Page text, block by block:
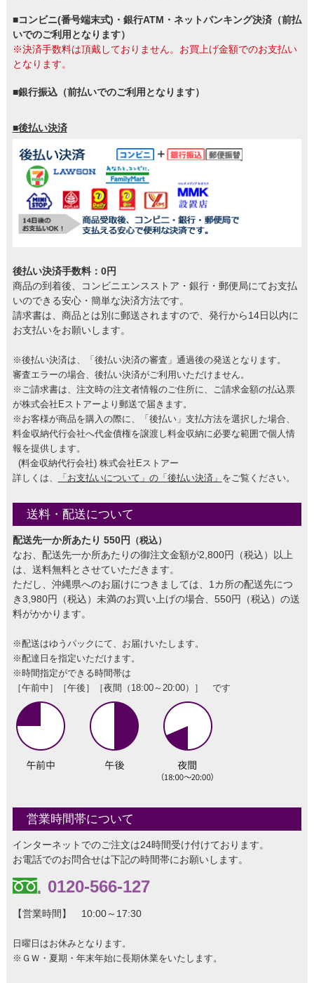
■コンビニ(番号端末式)・銀行ATM・ネットバンキング決済（前払
いでのご利用となります）
※決済手数料は頂戴しておりません。お買上げ金額でのお支払い
となります。
■銀行振込（前払いでのご利用となります）
■後払い決済
後払い決済手数料：0円
商品の到着後、コンビニエンスストア・銀行・郵便局にてお支払
いのできる安心・簡単な決済方法です。
請求書は、商品とは別に郵送されますので、発行から14日以内に
お支払いをお願いします。
※後払い決済は、「後払い決済の審査」通過後の発送となります。
審査エラーの場合、後払い決済がご利用いただけません。
※ご請求書は、注文時の注文者情報のご住所に、ご請求金額の払込票
が株式会社Eストアーより郵送で届きます。
※お客様が商品を購入の際に、「後払い」支払方法を選択した場合、
料金収納代行会社へ代金債権を譲渡し料金収納に必要な範囲で個人情
報を提供します。
(料金収納代行会社) 株式会社Eストアー
詳しくは、
「お支払いについて」の「後払い決済」 をご覧ください。
送料・配送について
配送先一か所あたり 550円 （税込）
なお、配送先一か所あたりの御注文金額が2,800円（税込）以上
は、送料無料とさせていただきます。
ただし、沖縄県へのお届けにつきましては、1カ所の配送先につ
き3,980円（税込）未満のお買い上げの場合、550円（税込）の送
料がかかります。
※配送はゆうパックにて、お届けいたします。
※配達日を指定いただけます。
※時間指定ができる時間帯は
［午前中］［午後］［夜間（18:00～20:00）］ です
営業時間帯について
インターネットでのご注文は24時間受け付けております。
お電話でのお問合せは下記の時間帯にお願いします。
0120-566-127
【営業時間】 10:00～17:30
日曜日はお休みとなります。
※ＧＷ・夏期・年末年始に長期休業をいたします。